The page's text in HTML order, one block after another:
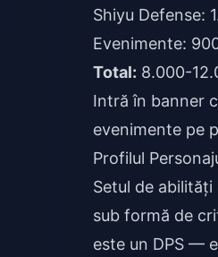
Shiyu Defense:
Evenimente:
Total: 8.000-
Intră în banner
evenimente pe
Profilul
Setul de
sub formă de
este un DPS —